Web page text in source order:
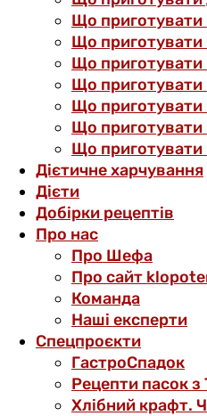
Що приготувати
Що
Що приготувати
Що приготувати
Що приготувати
Що
Що приготувати
Дієтичне харчування
Дієти
Добірки рецептів
Про нас
Про Шефа
Про сайт
Команда
Наші експерти
Спецпроєкти
ГастроСпадок
Рецепти пасок з
Хлібний крафт.